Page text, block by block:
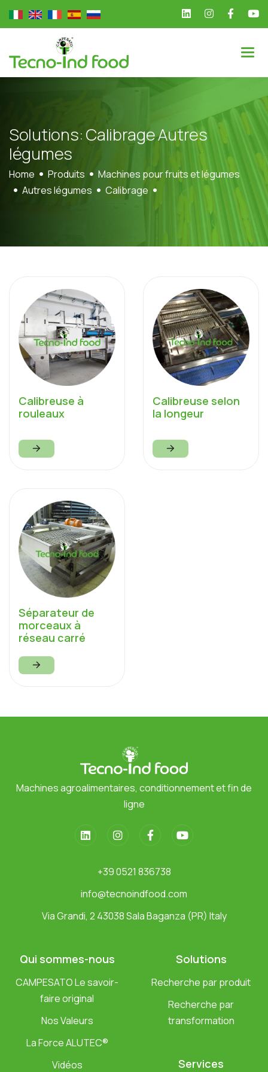
Solutions:CalibrageAutres
légumes
Home Produits
Machines pour fruits et légumes
Autres légumes
Calibrage
Calibreuse à
rouleaux
Calibreuse selon
la longeur
Séparateur de
morceaux à
réseau carré
Machines agroalimentaires, conditionnement et fin de
ligne
+39 0521 836738
info@tecnoindfood.com
Via Grandi, 2 43038 Sala Baganza (PR) Italy
Qui sommes-nous
CAMPESATO Le savoir-
faire original
Nos Valeurs
La Force ALUTEC®
Vidéos
Solutions
Recherche par produit
Recherche par
transformation
Services